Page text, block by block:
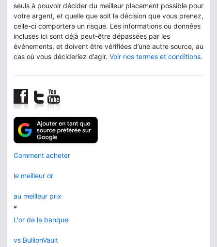
seuls à pouvoir décider du meilleur placement possible pour
votre argent, et quelle que soit la décision que vous prenez,
celle-ci comportera un risque. Les informations ou données
incluses ici sont déjà peut-être dépassées par les
événements, et doivent être vérifiées d’une autre source, au
cas où vous décideriez d’agir. Voir nos termes et conditions.
Comment acheter
le meilleur or
au meilleur prix
*
L'or de la banque
vs BullionVault